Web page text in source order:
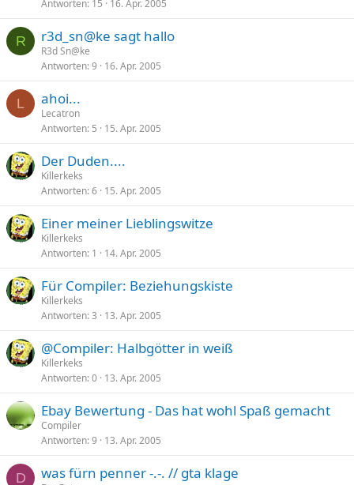
Antworten 15 16. Apr. 2005
R r3d_sn@ke sagt hallo
R3d Sn@ke
Antworten 9 16. Apr. 2005
L ahoi...
Lecatron
Antworten 5 15. Apr. 2005
Der Duden....
Killerkeks
Antworten 6 15. Apr. 2005
Einer meiner Lieblingswitze
Killerkeks
Antworten 1 14. Apr. 2005
Für Compiler: Beziehungskiste
Killerkeks
Antworten 3 13. Apr. 2005
@Compiler: Halbgötter in weiß
Killerkeks
Antworten 0 13. Apr. 2005
Ebay Bewertung - Das hat wohl Spaß gemacht
Compiler
Antworten 9 13. Apr. 2005
D was fürn penner -.-. // gta klage